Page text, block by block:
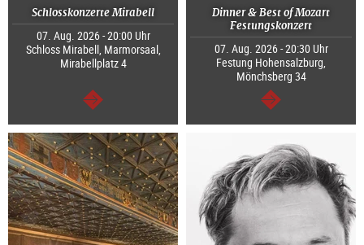
Schlosskonzerte Mirabell
07. Aug. 2026 - 20:00 Uhr
Schloss Mirabell, Marmorsaal,
Mirabellplatz 4
weiter
Dinner & Best of Mozart
Festungskonzert
07. Aug. 2026 - 20:30 Uhr
Festung Hohensalzburg,
Mönchsberg 34
weiter